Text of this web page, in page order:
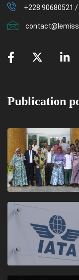
+228 90680521 /
Publication